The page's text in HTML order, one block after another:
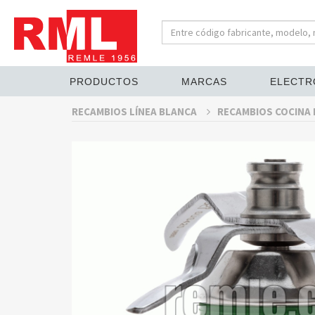
PRODUCTOS MARCAS
RECAMBIOS LÍNEA BLANCA RECAMBIOS